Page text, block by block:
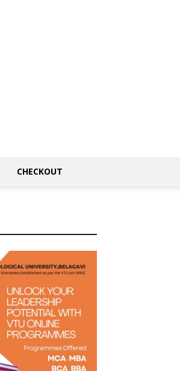
CHECKOUT